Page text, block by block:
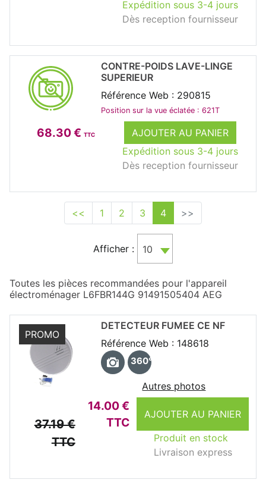
Expédition sous 3-4 jours
Dès reception fournisseur
68.30 € TTC
AJOUTER AU PANIER
Expédition sous 3-4 jours
Dès reception fournisseur
CONTRE-POIDS LAVE-LINGE
SUPERIEUR
Référence Web : 290815
Position sur la vue éclatée : 621T
<< 1 2 3 4 >>
Afficher : 10
Toutes les pièces recommandées pour l'appareil
électroménager L6FBR144G 91491505404 AEG
PROMO
37.19 €
TTC
14.00 €
TTC
AJOUTER AU PANIER
Produit en stock
Livraison express
DETECTEUR FUMEE CE NF
Référence Web : 148618
360°
Autres photos